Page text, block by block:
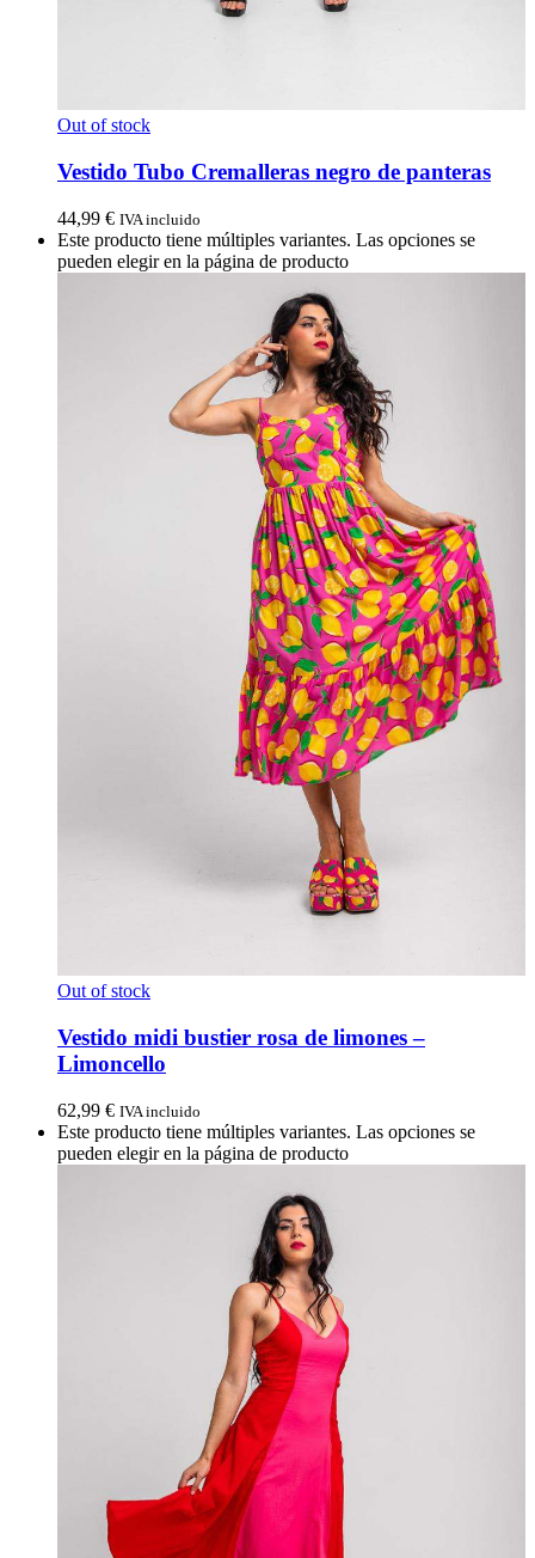
Out of stock
Vestido Tubo Cremalleras negro de panteras
44,99 € IVA incluido
Este producto tiene múltiples variantes. Las opciones se
pueden elegir en la página de producto
Out of stock
Vestido midi bustier rosa de limones –
Limoncello
62,99 € IVA incluido
Este producto tiene múltiples variantes. Las opciones se
pueden elegir en la página de producto